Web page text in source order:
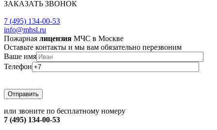
ЗАКАЗАТЬ ЗВОНОК
7 (495) 134-00-53
info@mhsl.ru
Пожарная лицензия МЧС в Москве
Оставьте контакты и мы вам обязательно перезвоним
Ваше имя
Телефон
или звоните по бесплатному номеру
7 (495) 134-00-53